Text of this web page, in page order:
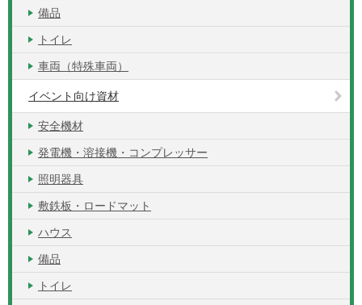
備品
トイレ
車両（特殊車両）
イベント向け資材
安全機材
発電機・溶接機・コンプレッサー
照明器具
敷鉄板・ロードマット
ハウス
備品
トイレ